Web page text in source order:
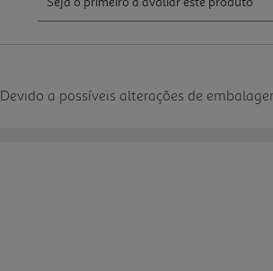
Devido a possíveis alterações de